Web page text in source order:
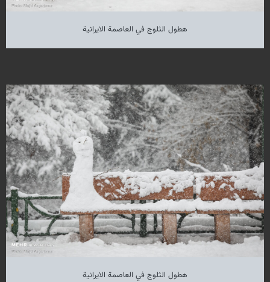
هطول الثلوج في العاصمة الايرانية
هطول الثلوج في العاصمة الايرانية